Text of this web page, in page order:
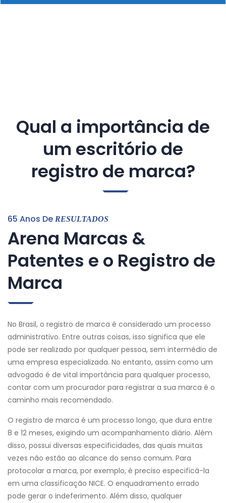
Qual a importância de
um escritório de
registro de marca?
65 Anos De RESULTADOS
Arena Marcas &
Patentes e o Registro de
Marca
No Brasil, o registro de marca é considerado um processo
administrativo. Entre outras coisas, isso significa que ele
pode ser realizado por qualquer pessoa, sem intermédio de
uma empresa especializada. No entanto, assim como um
advogado é de vital importância para qualquer processo,
contar com um procurador para registrar a sua marca é o
caminho mais recomendado.
O registro de marca é um processo longo, que dura entre
8 e 12 meses, exigindo um acompanhamento diário. Além
disso, possui diversas especificidades, das quais muitas
vezes não estão ao alcance do senso comum. Para
protocolar a marca, por exemplo, é preciso especificá-la
em uma classificação NICE. O enquadramento errado
pode gerar o indeferimento. Além disso, qualquer